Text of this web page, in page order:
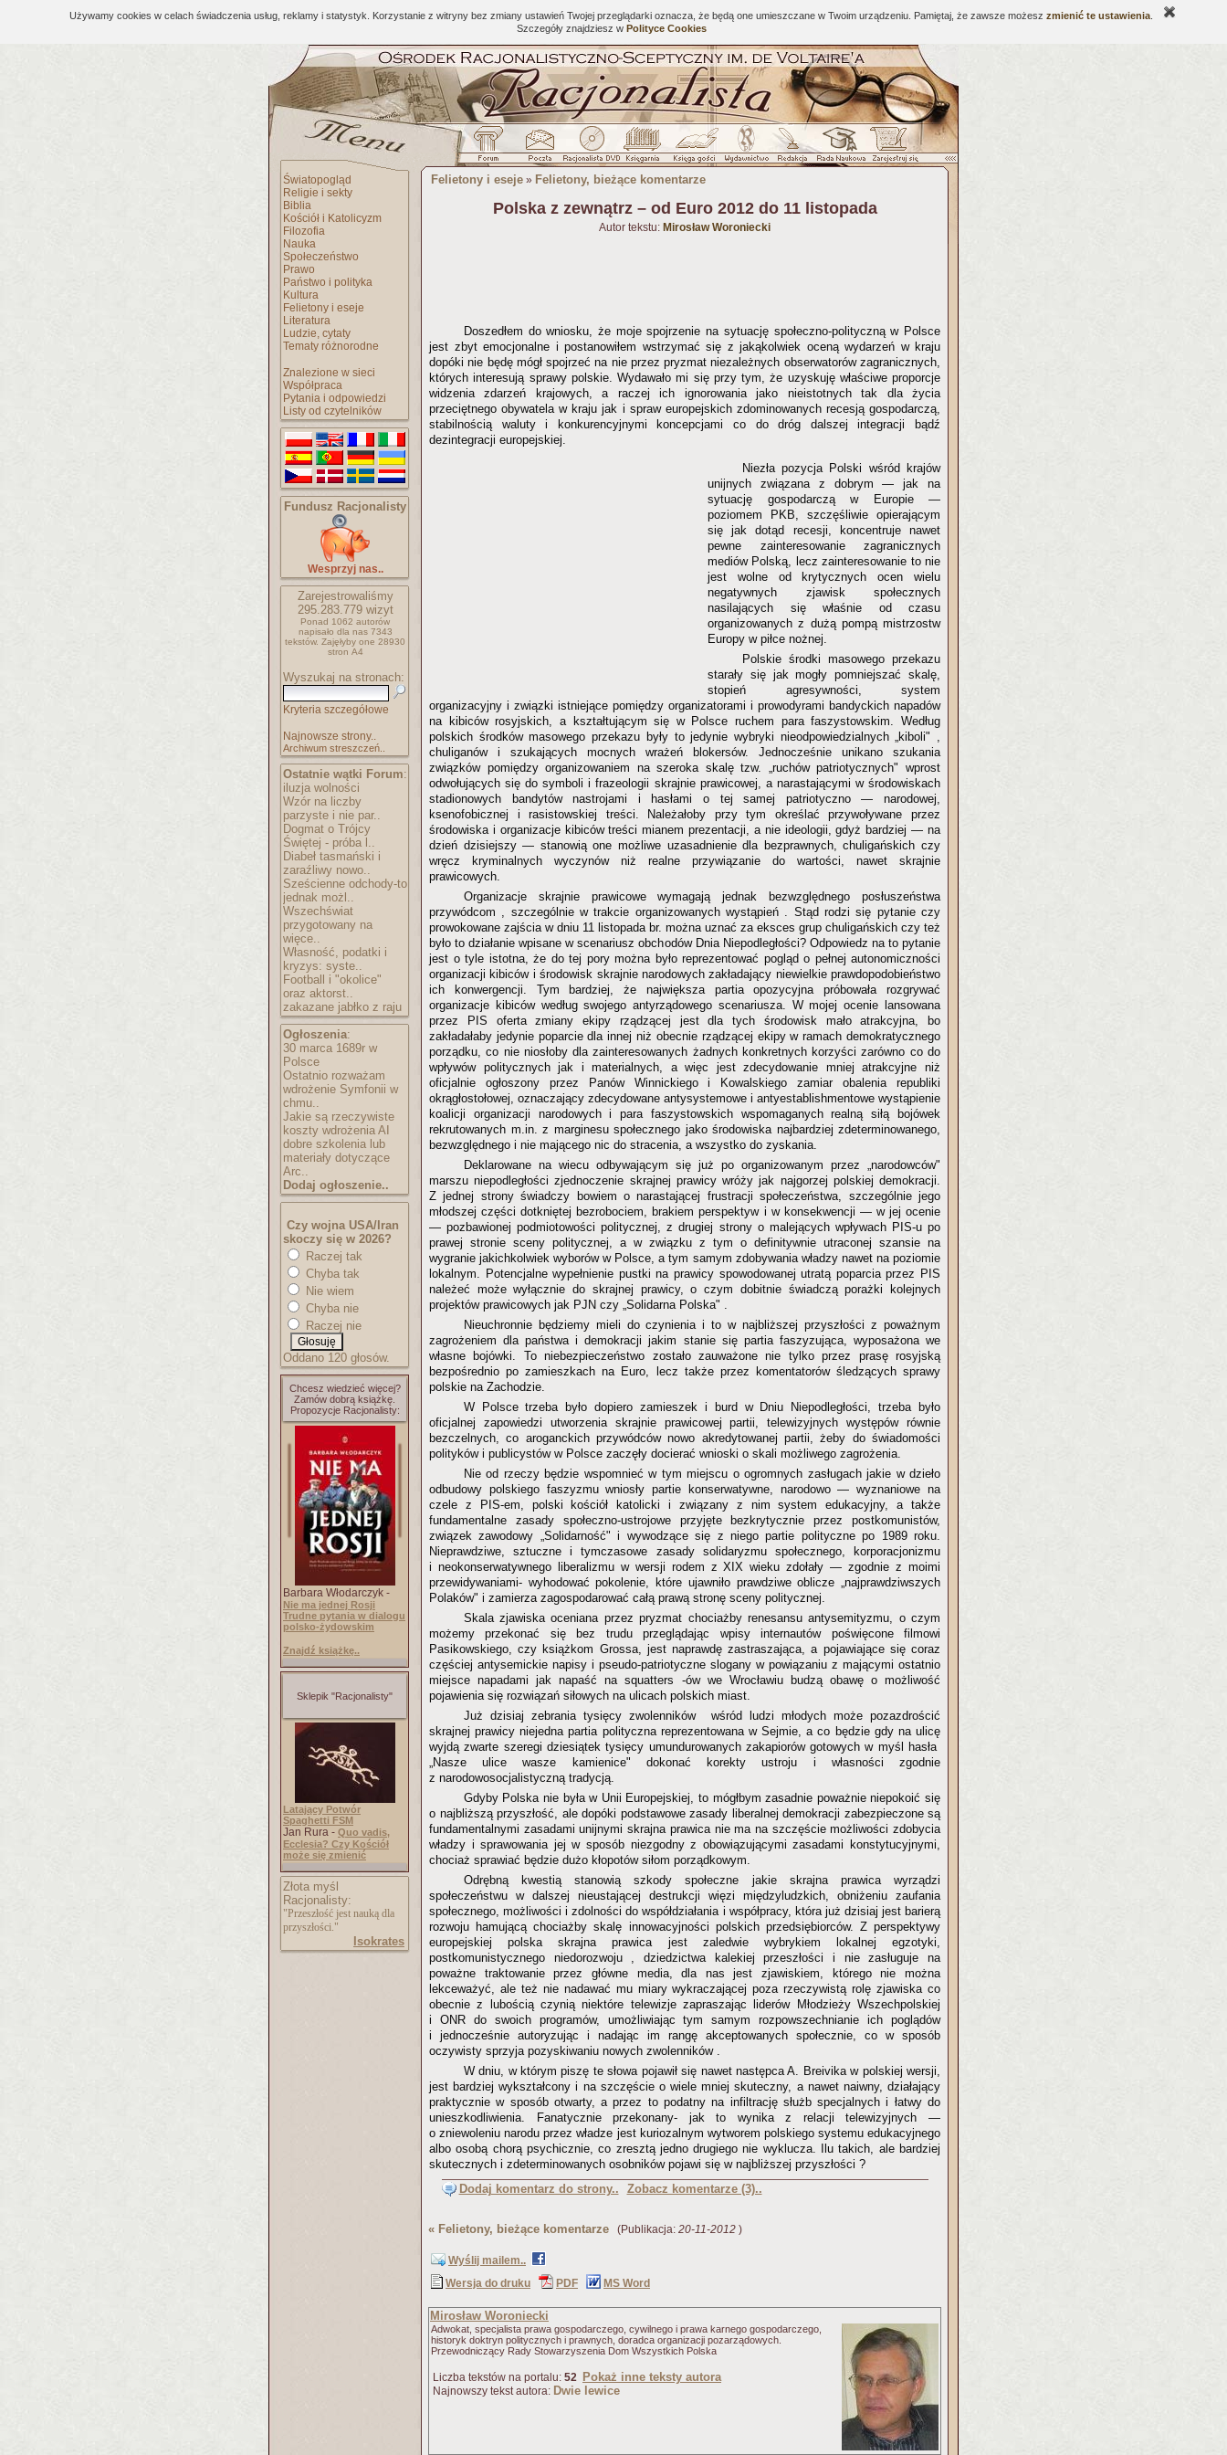
Używamy cookies w celach świadczenia usług, reklamy i statystyk. Korzystanie z witryny bez zmiany ustawień Twojej przeglądarki oznacza, że będą one umieszczane w Twoim urządzeniu. Pamiętaj, że zawsze możesz zmienić te ustawienia
Szczegóły znajdziesz w Polityce Cookies
Światopogląd
Religie i sekty
Biblia
Kościół i Katolicyzm
Filozofia
Nauka
Społeczeństwo
Prawo
Państwo i polityka
Kultura
Felietony i eseje
Literatura
Ludzie, cytaty
Tematy różnorodne
Znalezione w sieci
Współpraca
Pytania i odpowiedzi
Listy od czytelników
Fundusz Racjonalisty
Wesprzyj nas..
Zarejestrowaliśmy
295.283.779wizyt
Ponad 1062 autorów
napisało dla nas 7343
tekstów. Zajęłyby one 28930
stron A4
Wyszukaj na stronach:
Kryteria szczegółowe
Najnowsze strony..
Archiwum streszczeń..
Ostatnie wątki Forum:
iluzja wolności
Wzór na liczby
parzyste i nie par..
Dogmat o Trójcy
Świętej - próba l..
Diabeł tasmański i
zaraźliwy nowo..
Sześcienne odchody-to
jednak możl..
Wszechświat
przygotowany na
więce..
Własność, podatki i
kryzys: syste..
Football i "okolice"
oraz aktorst..
zakazane jabłko z raju
Ogłoszenia:
30 marca 1689r w
Polsce
Ostatnio rozważam
wdrożenie Symfonii w
chmu..
Jakie są rzeczywiste
koszty wdrożenia AI
dobre szkolenia lub
materiały dotyczące
Arc..
Dodaj ogłoszenie..
Czy wojna USA/Iran
skoczy się w 2026?
Raczej tak
Chyba tak
Nie wiem
Chyba nie
Raczej nie
Oddano 120 głosów.
Chcesz wiedzieć więcej?
Zamów dobrą książkę.
Propozycje Racjonalisty:
Barbara Włodarczyk -
Nie ma jednej Rosji
Trudne pytania w dialogu
polsko-żydowskim
Znajdź książkę..
Sklepik "Racjonalisty"
Latający Potwór
Spaghetti FSM
Jan Rura - Quo vadis,
Ecclesia? Czy Kościół
może się zmienić
Złota myśl
Racjonalisty:
"Przeszłość jest nauką dla
przyszłości."
Isokrates
Felietony i eseje » Felietony, bieżące komentarze
Polska z zewnątrz – od Euro 2012 do 11 listopada
Autor tekstu: Mirosław Woroniecki
Doszedłem do wniosku, że moje spojrzenie na sytuację społeczno-polityczną w Polsce
jest zbyt emocjonalne i postanowiłem wstrzymać się z jakąkolwiek oceną wydarzeń w kraju
dopóki nie będę mógł spojrzeć na nie przez pryzmat niezależnych obserwatorów zagranicznych,
których interesują sprawy polskie. Wydawało mi się przy tym, że uzyskuję właściwe proporcje
widzenia zdarzeń krajowych, a raczej ich ignorowania jako nieistotnych tak dla życia
przeciętnego obywatela w kraju jak i spraw europejskich zdominowanych recesją gospodarczą,
stabilnością waluty i konkurencyjnymi koncepcjami co do dróg dalszej integracji bądź
dezintegracji europejskiej.
Niezła pozycja Polski wśród krajów
unijnych związana z dobrym — jak na
sytuację gospodarczą w Europie —
poziomem PKB, szczęśliwie opierającym
się jak dotąd recesji, koncentruje nawet
pewne zainteresowanie zagranicznych
mediów Polską, lecz zainteresowanie to nie
jest wolne od krytycznych ocen wielu
negatywnych zjawisk społecznych
nasilających się właśnie od czasu
organizowanych z dużą pompą mistrzostw
Europy w piłce nożnej.
Polskie środki masowego przekazu
starały się jak mogły pomniejszać skalę,
stopień agresywności, system
organizacyjny i związki istniejące pomiędzy organizatorami i prowodyrami bandyckich napadów
na kibiców rosyjskich, a kształtującym się w Polsce ruchem para faszystowskim. Według
polskich środków masowego przekazu były to jedynie wybryki nieodpowiedzialnych „kiboli" ,
chuliganów i szukających mocnych wrażeń blokersów. Jednocześnie unikano szukania
związków pomiędzy organizowaniem na szeroka skalę tzw. „ruchów patriotycznych" wprost
odwołujących się do symboli i frazeologii skrajnie prawicowej, a narastającymi w środowiskach
stadionowych bandytów nastrojami i hasłami o tej samej patriotyczno — narodowej,
ksenofobicznej i rasistowskiej treści. Należałoby przy tym określać przywoływane przez
środowiska i organizacje kibiców treści mianem prezentacji, a nie ideologii, gdyż bardziej — na
dzień dzisiejszy — stanowią one możliwe uzasadnienie dla bezprawnych, chuligańskich czy
wręcz kryminalnych wyczynów niż realne przywiązanie do wartości, nawet skrajnie
prawicowych.
Organizacje skrajnie prawicowe wymagają jednak bezwzględnego posłuszeństwa
przywódcom , szczególnie w trakcie organizowanych wystąpień . Stąd rodzi się pytanie czy
prowokowane zajścia w dniu 11 listopada br. można uznać za eksces grup chuligańskich czy też
było to działanie wpisane w scenariusz obchodów Dnia Niepodległości? Odpowiedz na to pytanie
jest o tyle istotna, że do tej pory można było reprezentować pogląd o pełnej autonomiczności
organizacji kibiców i środowisk skrajnie narodowych zakładający niewielkie prawdopodobieństwo
ich konwergencji. Tym bardziej, że największa partia opozycyjna próbowała rozgrywać
organizacje kibiców według swojego antyrządowego scenariusza. W mojej ocenie lansowana
przez PIS oferta zmiany ekipy rządzącej jest dla tych środowisk mało atrakcyjna, bo
zakładałaby jedynie poparcie dla innej niż obecnie rządzącej ekipy w ramach demokratycznego
porządku, co nie niosłoby dla zainteresowanych żadnych konkretnych korzyści zarówno co do
wpływów politycznych jak i materialnych, a więc jest zdecydowanie mniej atrakcyjne niż
oficjalnie ogłoszony przez Panów Winnickiego i Kowalskiego zamiar obalenia republiki
okrągłostołowej, oznaczający zdecydowane antysystemowe i antyestablishmentowe wystąpienie
koalicji organizacji narodowych i para faszystowskich wspomaganych realną siłą bojówek
rekrutowanych m.in. z marginesu społecznego jako środowiska najbardziej zdeterminowanego,
bezwzględnego i nie mającego nic do stracenia, a wszystko do zyskania.
Deklarowane na wiecu odbywającym się już po organizowanym przez „narodowców"
marszu niepodległości zjednoczenie skrajnej prawicy wróży jak najgorzej polskiej demokracji.
Z jednej strony świadczy bowiem o narastającej frustracji społeczeństwa, szczególnie jego
młodszej części dotkniętej bezrobociem, brakiem perspektyw i w konsekwencji — w jej ocenie
— pozbawionej podmiotowości politycznej, z drugiej strony o malejących wpływach PIS-u po
prawej stronie sceny politycznej, a w związku z tym o definitywnie utraconej szansie na
wygranie jakichkolwiek wyborów w Polsce, a tym samym zdobywania władzy nawet na poziomie
lokalnym. Potencjalne wypełnienie pustki na prawicy spowodowanej utratą poparcia przez PIS
należeć może wyłącznie do skrajnej prawicy, o czym dobitnie świadczą porażki kolejnych
projektów prawicowych jak PJN czy „Solidarna Polska" .
Nieuchronnie będziemy mieli do czynienia i to w najbliższej przyszłości z poważnym
zagrożeniem dla państwa i demokracji jakim stanie się partia faszyzująca, wyposażona we
własne bojówki. To niebezpieczeństwo zostało zauważone nie tylko przez prasę rosyjską
bezpośrednio po zamieszkach na Euro, lecz także przez komentatorów śledzących sprawy
polskie na Zachodzie.
W Polsce trzeba było dopiero zamieszek i burd w Dniu Niepodległości, trzeba było
oficjalnej zapowiedzi utworzenia skrajnie prawicowej partii, telewizyjnych występów równie
bezczelnych, co aroganckich przywódców nowo akredytowanej partii, żeby do świadomości
polityków i publicystów w Polsce zaczęły docierać wnioski o skali możliwego zagrożenia.
Nie od rzeczy będzie wspomnieć w tym miejscu o ogromnych zasługach jakie w dzieło
odbudowy polskiego faszyzmu wniosły partie konserwatywne, narodowo — wyznaniowe na
czele z PIS-em, polski kościół katolicki i związany z nim system edukacyjny, a także
fundamentalne zasady społeczno-ustrojowe przyjęte bezkrytycznie przez postkomunistów,
związek zawodowy „Solidarność" i wywodzące się z niego partie polityczne po 1989 roku.
Nieprawdziwe, sztuczne i tymczasowe zasady solidaryzmu społecznego, korporacjonizmu
i neokonserwatywnego liberalizmu w wersji rodem z XIX wieku zdołały — zgodnie z moimi
przewidywaniami- wyhodować pokolenie, które ujawniło prawdziwe oblicze „najprawdziwszych
Polaków" i zamierza zagospodarować całą prawą stronę sceny politycznej.
Skala zjawiska oceniana przez pryzmat chociażby renesansu antysemityzmu, o czym
możemy przekonać się bez trudu przeglądając wpisy internautów poświęcone filmowi
Pasikowskiego, czy książkom Grossa, jest naprawdę zastraszająca, a pojawiające się coraz
częściej antysemickie napisy i pseudo-patriotyczne slogany w powiązaniu z mającymi ostatnio
miejsce napadami jak napaść na squatters -ów we Wrocławiu budzą obawę o możliwość
pojawienia się rozwiązań siłowych na ulicach polskich miast.
Już dzisiaj zebrania tysięcy zwolenników wśród ludzi młodych może pozazdrościć
skrajnej prawicy niejedna partia polityczna reprezentowana w Sejmie, a co będzie gdy na ulicę
wyjdą zwarte szeregi dziesiątek tysięcy umundurowanych zakapiorów gotowych w myśl hasła
„Nasze ulice wasze kamienice" dokonać korekty ustroju i własności zgodnie
z narodowosocjalistyczną tradycją.
Gdyby Polska nie była w Unii Europejskiej, to mógłbym zasadnie poważnie niepokoić się
o najbliższą przyszłość, ale dopóki podstawowe zasady liberalnej demokracji zabezpieczone są
fundamentalnymi zasadami unijnymi skrajna prawica nie ma na szczęście możliwości zdobycia
władzy i sprawowania jej w sposób niezgodny z obowiązującymi zasadami konstytucyjnymi,
chociaż sprawiać będzie dużo kłopotów siłom porządkowym.
Odrębną kwestią stanowią szkody społeczne jakie skrajna prawica wyrządzi
społeczeństwu w dalszej nieustającej destrukcji więzi międzyludzkich, obniżeniu zaufania
społecznego, możliwości i zdolności do współdziałania i współpracy, która już dzisiaj jest barierą
rozwoju hamującą chociażby skalę innowacyjności polskich przedsiębiorców. Z perspektywy
europejskiej polska skrajna prawica jest zaledwie wybrykiem lokalnej egzotyki,
postkomunistycznego niedorozwoju , dziedzictwa kalekiej przeszłości i nie zasługuje na
poważne traktowanie przez główne media, dla nas jest zjawiskiem, którego nie można
lekceważyć, ale też nie nadawać mu miary wykraczającej poza rzeczywistą rolę zjawiska co
obecnie z lubością czynią niektóre telewizje zapraszając liderów Młodzieży Wszechpolskiej
i ONR do swoich programów, umożliwiając tym samym rozpowszechnianie ich poglądów
i jednocześnie autoryzując i nadając im rangę akceptowanych społecznie, co w sposób
oczywisty sprzyja pozyskiwaniu nowych zwolenników .
W dniu, w którym piszę te słowa pojawił się nawet następca A. Breivika w polskiej wersji,
jest bardziej wykształcony i na szczęście o wiele mniej skuteczny, a nawet naiwny, działający
praktycznie w sposób otwarty, a przez to podatny na infiltrację służb specjalnych i łatwy do
unieszkodliwienia. Fanatycznie przekonany- jak to wynika z relacji telewizyjnych —
o zniewoleniu narodu przez władze jest kuriozalnym wytworem polskiego systemu edukacyjnego
albo osobą chorą psychicznie, co zresztą jedno drugiego nie wyklucza. Ilu takich, ale bardziej
skutecznych i zdeterminowanych osobników pojawi się w najbliższej przyszłości ?
Dodaj komentarz do strony..
Zobacz komentarze (3)..
« Felietony, bieżące komentarze (Publikacja: 20-11-2012 )
Wyślij mailem..
Wersja do druku
PDF MS Word
Mirosław Woroniecki
Adwokat, specjalista prawa gospodarczego, cywilnego i prawa karnego gospodarczego,
historyk doktryn politycznych i prawnych, doradca organizacji pozarządowych.
Przewodniczący Rady Stowarzyszenia Dom Wszystkich Polska
Liczba tekstów na portalu: 52 Pokaż inne teksty autora
Najnowszy tekst autora: Dwie lewice